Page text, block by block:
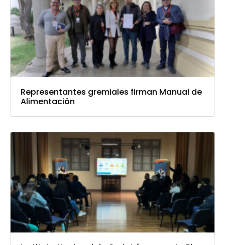
Representantes gremiales firman Manual de
Alimentación